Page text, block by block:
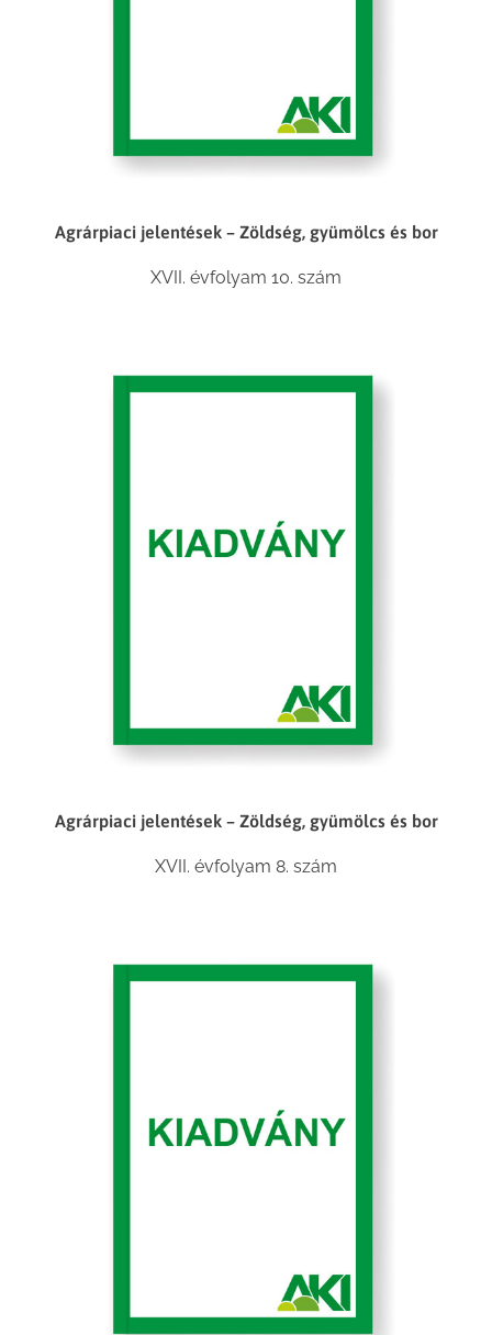
Agrárpiaci jelentések – Zöldség, gyümölcs és bor
XVII. évfolyam 10. szám
Agrárpiaci jelentések – Zöldség, gyümölcs és bor
XVII. évfolyam 8. szám